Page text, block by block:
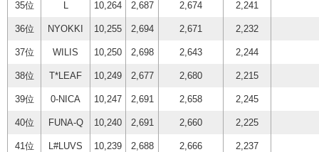
L 10,264 2,687 2,674 2,241
NYOKKI 10,255 2,694 2,671 2,232
WILIS 10,250 2,698 2,643 2,244
T*LEAF 10,249 2,677 2,680 2,215
0-NICA 10,247 2,691 2,658 2,245
FUNA-Q 10,240 2,691 2,660 2,225
L#LUVS 10,239 2,688 2,666 2,237
35位
36位
37位
38位
39位
40位
41位